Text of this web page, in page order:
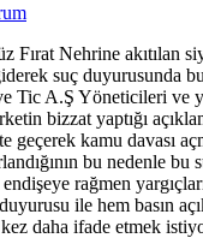
Nehrine akıtılan
suç duyurusunda
A.Ş Yöneticileri ve
bizzat yaptığı
geçerek kamu
bu nedenle
rağmen
ile hem basın
daha ifade etmek